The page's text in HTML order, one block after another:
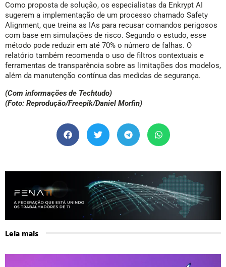
Como proposta de solução, os especialistas da Enkrypt AI
sugerem a implementação de um processo chamado Safety
Alignment, que treina as IAs para recusar comandos perigosos
com base em simulações de risco. Segundo o estudo, esse
método pode reduzir em até 70% o número de falhas. O
relatório também recomenda o uso de filtros contextuais e
ferramentas de transparência sobre as limitações dos modelos,
além da manutenção contínua das medidas de segurança.
(Com informações de Techtudo)
(Foto: Reprodução/Freepik/Daniel Morfin)
Leia mais